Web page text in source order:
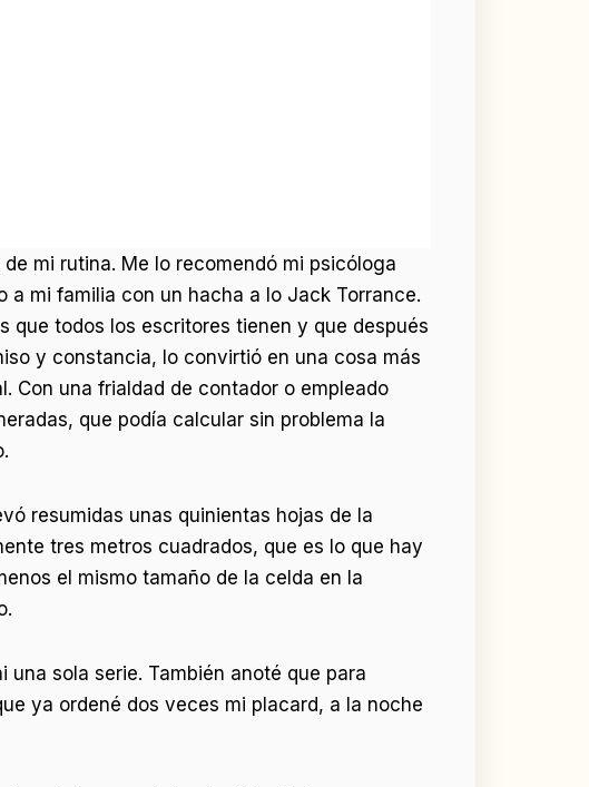
mi rutina. Me lo recomendó mi psicóloga
mi familia con un hacha a lo Jack Torrance.
que todos los escritores tienen y que después
y constancia, lo convirtió en una cosa más
Con una frialdad de contador o empleado
que podía calcular sin problema la
resumidas unas quinientas hojas de la
tres metros cuadrados, que es lo que hay
el mismo tamaño de la celda en la
sola serie. También anoté que para
ya ordené dos veces mi placard, a la noche